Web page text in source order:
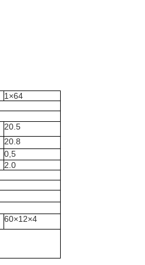
1×64
20.5
20.8
0,5
2.0
60×12×4